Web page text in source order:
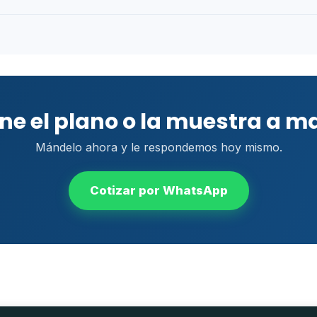
el plano o la muestra a
Mándelo ahora y le respondemos hoy mismo.
Cotizar por WhatsApp